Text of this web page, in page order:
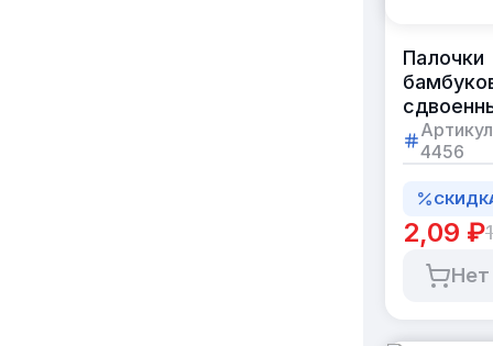
Палочки
21 см
без
по 3000
штук
4456
2,09 ₽